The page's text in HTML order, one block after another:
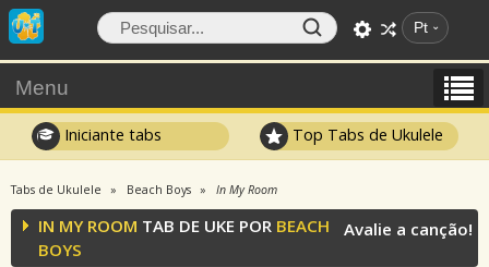
Pt
Menu
Iniciante tabs Top Tabs de Ukulele
Tabs de Ukulele Beach Boys In My Room
IN MY ROOM TAB DE UKE POR BEACH
BOYS
Avalie a canção!